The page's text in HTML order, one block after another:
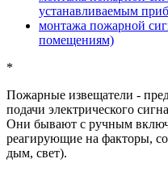
устанавливаемым
монтажа пожарной
помещениям)
*
Пожарные извещатели -
подачи электрического
Они бывают с ручным
реагирующие на факторы,
дым, свет).